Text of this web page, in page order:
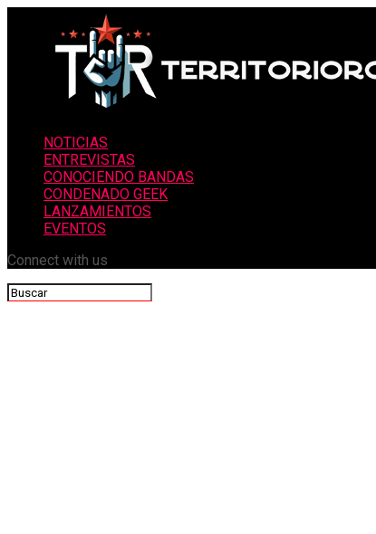
NOTICIAS
ENTREVISTAS
CONOCIENDO BANDAS
CONDENADO GEEK
LANZAMIENTOS
EVENTOS
Connect with us